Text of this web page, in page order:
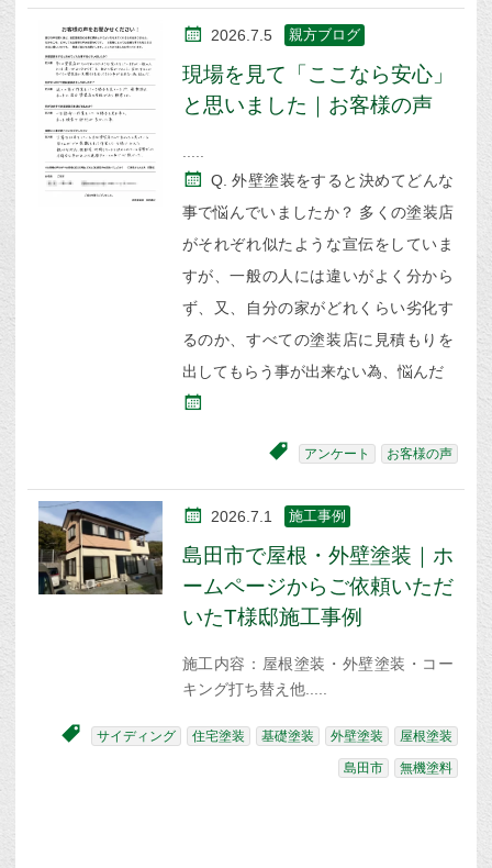
2026.7.5 親方ブログ
現場を見て「ここなら安心」
と思いました｜お客様の声
Q. 外壁塗装をすると決めてどんな
事で悩んでいましたか？ 多くの塗装店
がそれぞれ似たような宣伝をしていま
すが、一般の人には違いがよく分から
ず、又、自分の家がどれくらい劣化す
るのか、すべての塗装店に見積もりを
出してもらう事が出来ない為、悩んだ
アンケート お客様の声
2026.7.1 施工事例
島田市で屋根・外壁塗装｜ホ
ームページからご依頼いただ
いたT様邸施工事例
施工内容：屋根塗装・外壁塗装・コー
キング打ち替え他
サイディング 住宅塗装 基礎塗装 外壁塗装 屋根塗装
島田市 無機塗料